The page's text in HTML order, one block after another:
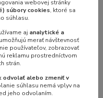
RMa27
mak RMm22
webovej stránky
súbory cookies, ktoré sa
súhlasu.
aj analytické a
merať návštevnosť
používateľov, zobrazovať
reklamu prostredníctvom
strán.
odvolať alebo zmeniť v
súhlasu nemá vplyv na
jeho odvolaním.